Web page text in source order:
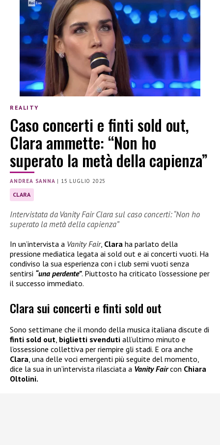
REALITY
Caso concerti e finti sold out,
Clara ammette: “Non ho
superato la metà della capienza”
ANDREA SANNA | 15 LUGLIO 2025
CLARA
Intervistata da Vanity Fair Clara sul caso concerti: “Non ho
superato la metà della capienza”
In un’intervista a Vanity Fair, Clara ha parlato della
pressione mediatica legata ai sold out e ai concerti vuoti. Ha
condiviso la sua esperienza con i club semi vuoti senza
sentirsi “una perdente”. Piuttosto ha criticato l’ossessione per
il successo immediato.
Clara sui concerti e finti sold out
Sono settimane che il mondo della musica italiana discute di
finti sold out, biglietti svenduti all’ultimo minuto e
l’ossessione collettiva per riempire gli stadi. E ora anche
Clara, una delle voci emergenti più seguite del momento,
dice la sua in un’intervista rilasciata a Vanity Faircon Chiara
Oltolini.